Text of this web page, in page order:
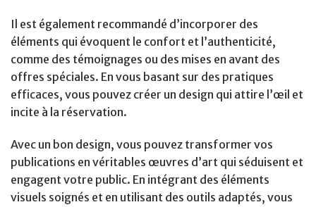
Il est également recommandé d’incorporer des
éléments qui évoquent le confort et l’authenticité,
comme des témoignages ou des mises en avant des
offres spéciales. En vous basant sur des pratiques
efficaces, vous pouvez créer un design qui attire l’œil et
incite à la réservation.
Avec un bon design, vous pouvez transformer vos
publications en véritables œuvres d’art qui séduisent et
engagent votre public. En intégrant des éléments
visuels soignés et en utilisant des outils adaptés, vous